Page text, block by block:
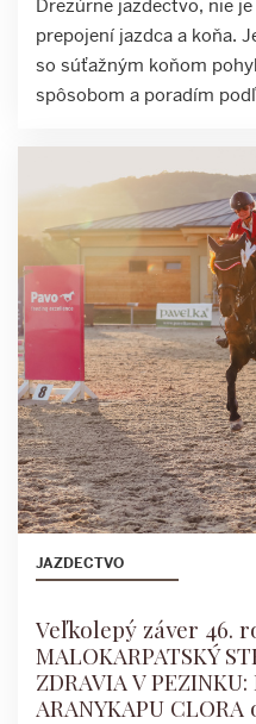
Drezúrne jazdectvo, nie
prepojení jazdca a koňa.
so súťažným koňom
spôsobom a poradím
JAZDECTVO
Veľkolepý záver 46.
MALOKARPATSKÝ
ZDRAVIA V
ARANYKAPU